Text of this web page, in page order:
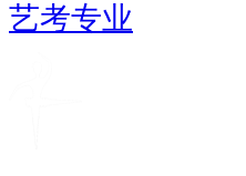
艺考专业